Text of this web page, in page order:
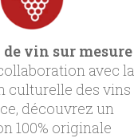
vin sur mesure
avec la
culturelle des vins
découvrez un
100% originale